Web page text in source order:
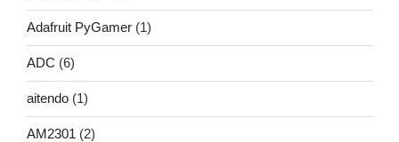
Adafruit PyGamer (1)
ADC (6)
aitendo (1)
AM2301 (2)